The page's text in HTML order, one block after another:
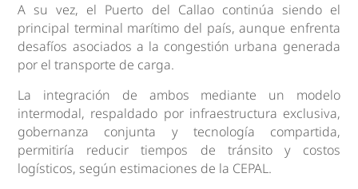
A su vez, el Puerto del Callao continúa siendo el
principal terminal marítimo del país, aunque enfrenta
desafíos asociados a la congestión urbana generada
por el transporte de carga.
La integración de ambos mediante un modelo
intermodal, respaldado por infraestructura exclusiva,
gobernanza conjunta y tecnología compartida,
permitiría reducir tiempos de tránsito y costos
logísticos, según estimaciones de la CEPAL.